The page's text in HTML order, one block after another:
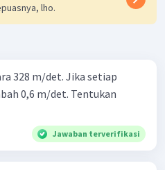
lho.
328 m/det. Jika setiap
0,6 m/det. Tentukan
Jawaban terverifikasi